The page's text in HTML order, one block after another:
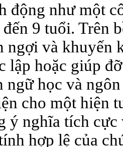
động như một
9 tuổi. Trên
ngợi và khuyến
lập hoặc giúp
ngữ học và
cho một hiện
ý nghĩa tích
hợp lệ của